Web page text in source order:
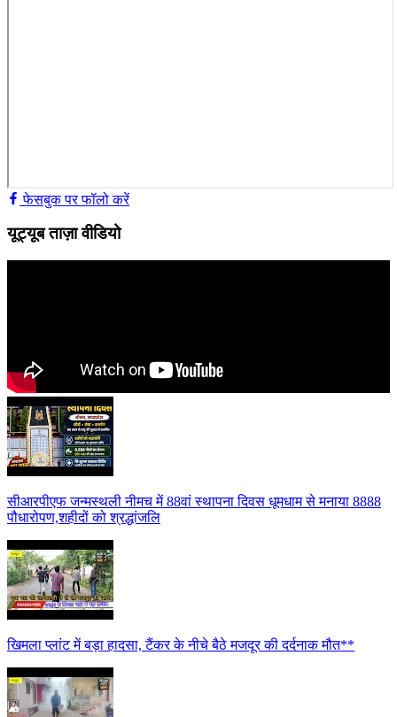
फेसबुक पर फॉलो करें
यूट्यूब ताज़ा वीडियो
सीआरपीएफ जन्मस्थली नीमच में 88वां स्थापना दिवस धूमधाम से मनाया 8888
पौधारोपण,शहीदों को श्रद्धांजलि
खिमला प्लांट में बड़ा हादसा, टैंकर के नीचे बैठे मजदूर की दर्दनाक मौत**